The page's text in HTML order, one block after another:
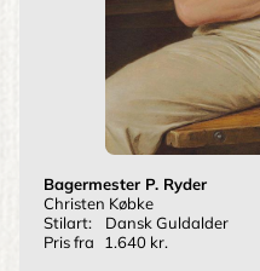
Bagermester P. Ryder
Christen Købke
Stilart:
Dansk Guldalder
Pris fra
1.640 kr.